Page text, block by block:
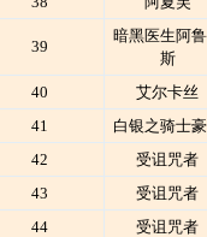
39
暗黑医生阿
斯
40
艾尔卡丝
41
白银之骑士
42
受诅咒者
43
受诅咒者
44
受诅咒者